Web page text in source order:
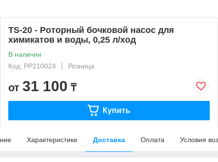
TS-20 - Роторный бочковой насос для
химикатов и воды, 0,25 л/ход
В наличии
Код: PP210024
Розница
от 31 100 ₸
Купить
Характеристики Доставка Оплата Условия